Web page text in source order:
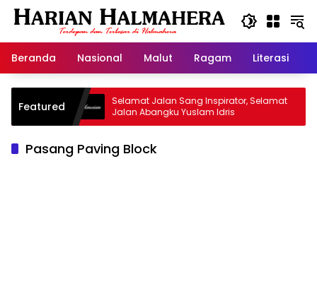
Langsung
Beranda
Nasional Malut Ragam Literasi
Featured
Selamat Jalan Sang Inspirator, Selamat
Jalan Abangku Yuslam Idris
Pasang Paving Block